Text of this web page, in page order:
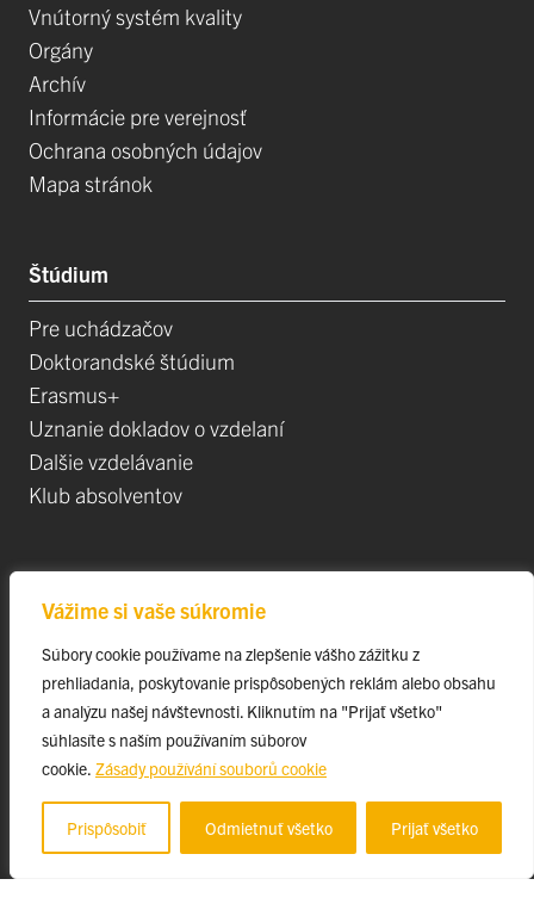
Vážime si vaše súkromie
Súbory cookie používame na zlepšenie vášho zážitku z
prehliadania, poskytovanie prispôsobených reklám alebo obsahu
a analýzu našej návštevnosti. Kliknutím na "Prijať všetko"
súhlasíte s naším používaním súborov
cookie. Zásady používání souborů cookie
Prispôsobiť Odmietnuť všetko Prijať všetko
Vnútorný systém kvality
Orgány
Archív
Informácie pre verejnosť
Ochrana osobných údajov
Mapa stránok
Štúdium
Pre uchádzačov
Doktorandské štúdium
Erasmus+
Uznanie dokladov o vzdelaní
Dalšie vzdelávanie
Klub absolventov
Projekty
Špičkové tímy
TIP-UPJŠ
Vedecké parky
Evidencia publikačnej činnosti
Habilitačné a vymenúvacie konania